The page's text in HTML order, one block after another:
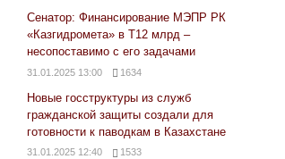
Сенатор: Финансирование МЭПР РК
«Казгидромета» в Т12 млрд –
несопоставимо с его задачами
31.01.2025 13:00 1634
Новые госструктуры из служб
гражданской защиты создали для
готовности к паводкам в Казахстане
31.01.2025 12:40 1533